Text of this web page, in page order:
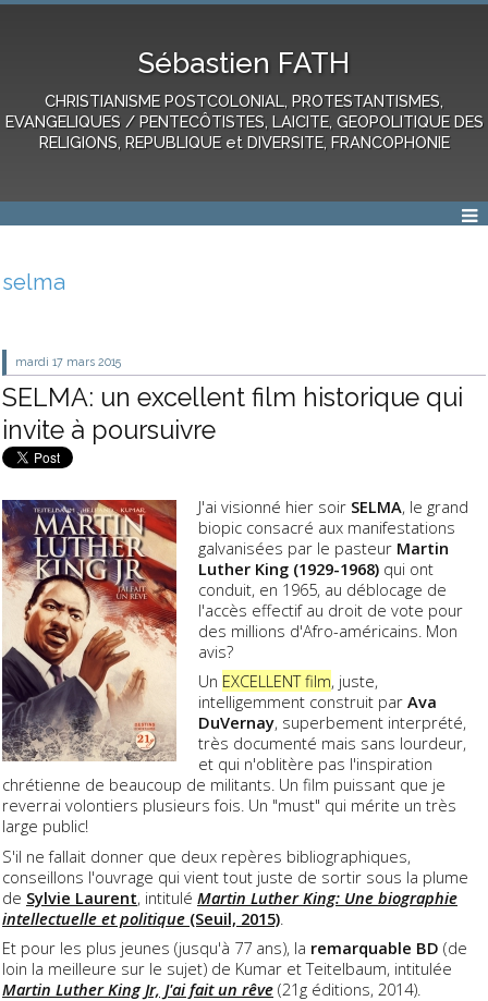
Sébastien FATH
CHRISTIANISME POSTCOLONIAL, PROTESTANTISMES,
EVANGELIQUES / PENTECÔTISTES, LAICITE, GEOPOLITIQUE DES
RELIGIONS, REPUBLIQUE et DIVERSITE, FRANCOPHONIE
selma
mardi 17 mars 2015
SELMA: un excellent film historique qui
invite à poursuivre
J'ai visionné hier soir SELMA, le grand
biopic consacré aux manifestations
galvanisées par le pasteur Martin
Luther King (1929-1968) qui ont
conduit, en 1965, au déblocage de
l'accès effectif au droit de vote pour
des millions d'Afro-américains. Mon
avis?
Un EXCELLENT film, juste,
intelligemment construit parAva
DuVernay, superbement interprété,
très documenté mais sans lourdeur,
et qui n'oblitère pas l'inspiration
chrétienne de beaucoup de militants. Un film puissant que je
reverrai volontiers plusieurs fois. Un "must" qui mérite un très
large public!
S'il ne fallait donner que deux repères bibliographiques,
conseillons l'ouvrage qui vient tout juste de sortir sous la plume
de Sylvie Laurent, intitulé Martin Luther King: Une biographie
intellectuelle et politique (Seuil, 2015)
Et pour les plus jeunes (jusqu'à 77 ans), la remarquable BD (de
loin la meilleure sur le sujet) de Kumar et Teitelbaum, intitulée
Martin Luther King Jr, J'ai fait un rêve (21g éditions, 2014).